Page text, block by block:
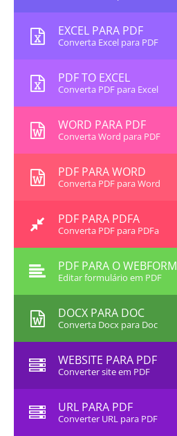
EXCEL PARA PDF
Converta Excel para PDF
PDF TO EXCEL
Converta PDF para Excel
WORD PARA PDF
Converta Word para PDF
PDF PARA WORD
Converta PDF para Word
PDF PARA PDFA
Converta PDF para PDFa
PDF PARA O WEBFORM
Editar formulário em PDF
DOCX PARA DOC
Converta Docx para Doc
WEBSITE PARA PDF
Converter site em PDF
URL PARA PDF
Converter URL para PDF